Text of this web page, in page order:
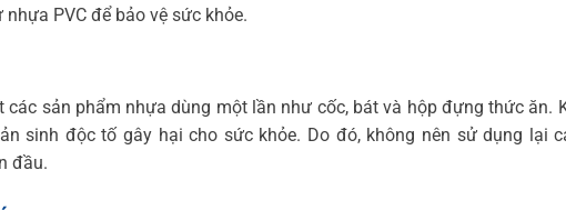
PVC để bảo vệ sức khỏe.
sản phẩm nhựa dùng một lần như cốc, bát và hộp đựng thức ăn.
sinh độc tố gây hại cho sức khỏe. Do đó, không nên sử dụng lại
đầu.